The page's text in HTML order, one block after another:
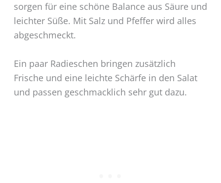
sorgen für eine schöne Balance aus Säure und
leichter Süße. Mit Salz und Pfeffer wird alles
abgeschmeckt.
Ein paar Radieschen bringen zusätzlich
Frische und eine leichte Schärfe in den Salat
und passen geschmacklich sehr gut dazu.